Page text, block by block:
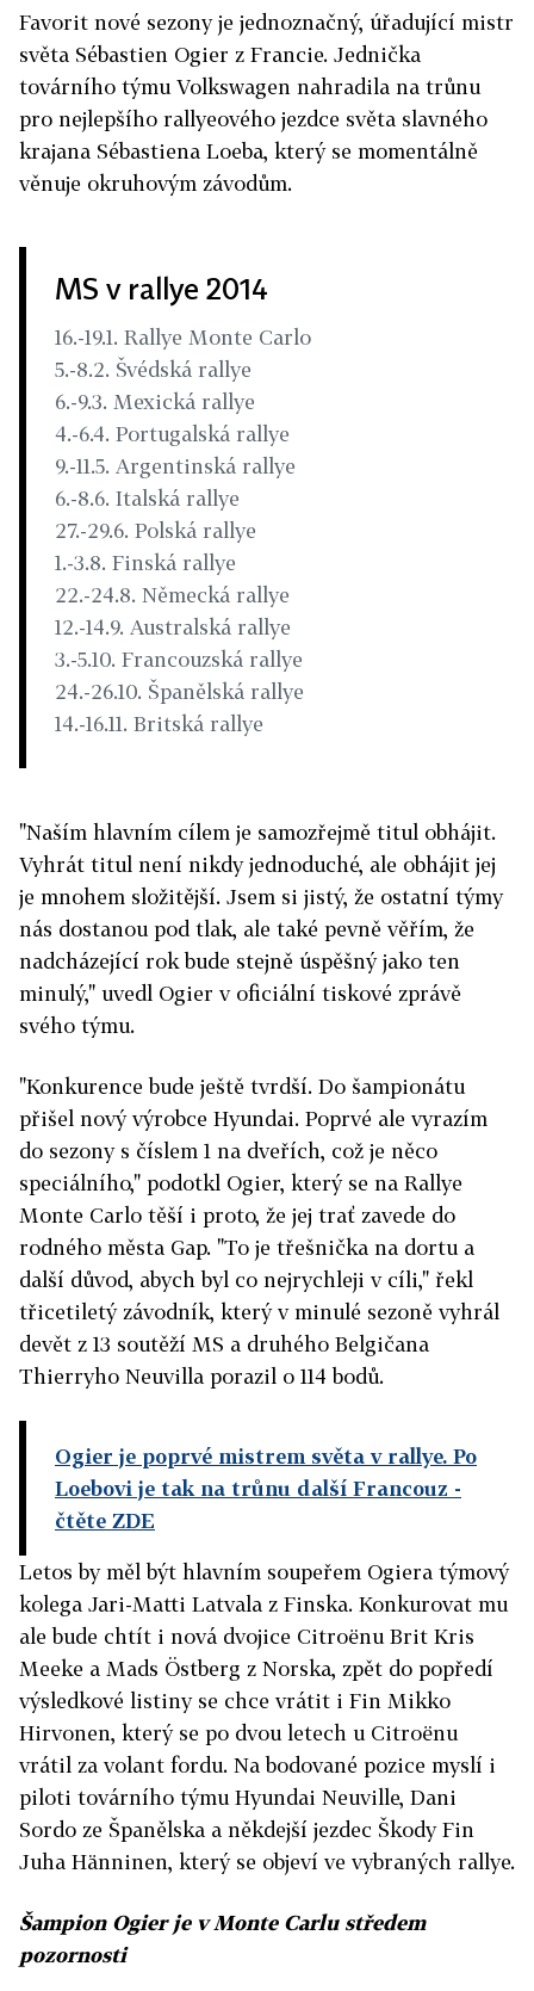
Favorit nové sezony je jednoznačný, úřadující mistr
světa Sébastien Ogier z Francie. Jednička
továrního týmu Volkswagen nahradila na trůnu
pro nejlepšího rallyeového jezdce světa slavného
krajana Sébastiena Loeba, který se momentálně
věnuje okruhovým závodům.
MS v rallye 2014
16.-19.1. Rallye Monte Carlo
5.-8.2. Švédská rallye
6.-9.3. Mexická rallye
4.-6.4. Portugalská rallye
9.-11.5. Argentinská rallye
6.-8.6. Italská rallye
27.-29.6. Polská rallye
1.-3.8. Finská rallye
22.-24.8. Německá rallye
12.-14.9. Australská rallye
3.-5.10. Francouzská rallye
24.-26.10. Španělská rallye
14.-16.11. Britská rallye
"Naším hlavním cílem je samozřejmě titul obhájit.
Vyhrát titul není nikdy jednoduché, ale obhájit jej
je mnohem složitější. Jsem si jistý, že ostatní týmy
nás dostanou pod tlak, ale také pevně věřím, že
nadcházející rok bude stejně úspěšný jako ten
minulý," uvedl Ogier v oficiální tiskové zprávě
svého týmu.
"Konkurence bude ještě tvrdší. Do šampionátu
přišel nový výrobce Hyundai. Poprvé ale vyrazím
do sezony s číslem 1 na dveřích, což je něco
speciálního," podotkl Ogier, který se na Rallye
Monte Carlo těší i proto, že jej trať zavede do
rodného města Gap. "To je třešnička na dortu a
další důvod, abych byl co nejrychleji v cíli," řekl
třicetiletý závodník, který v minulé sezoně vyhrál
devět z 13 soutěží MS a druhého Belgičana
Thierryho Neuvilla porazil o 114 bodů.
Ogier je poprvé mistrem světa v rallye. Po
Loebovi je tak na trůnu další Francouz -
čtěte ZDE
Letos by měl být hlavním soupeřem Ogiera týmový
kolega Jari-Matti Latvala z Finska. Konkurovat mu
ale bude chtít i nová dvojice Citroënu Brit Kris
Meeke a Mads Östberg z Norska, zpět do popředí
výsledkové listiny se chce vrátit i Fin Mikko
Hirvonen, který se po dvou letech u Citroënu
vrátil za volant fordu. Na bodované pozice myslí i
piloti továrního týmu Hyundai Neuville, Dani
Sordo ze Španělska a někdejší jezdec Škody Fin
Juha Hänninen, který se objeví ve vybraných rallye.
Šampion Ogier je v Monte Carlu středem
pozornosti